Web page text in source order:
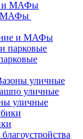
МАФы
и МАФы
уличные
уличные
уличные